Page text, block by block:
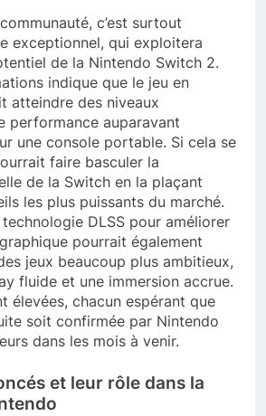
c’est surtout
exceptionnel, qui exploitera
de la Nintendo Switch 2.
indique que le jeu en
atteindre des niveaux
performance auparavant
une console portable. Si cela se
faire basculer la
de la Switch en la plaçant
les plus puissants du marché.
DLSS pour améliorer
pourrait également
jeux beaucoup plus ambitieux,
fluide et une immersion accrue.
élevées, chacun espérant que
soit confirmée par Nintendo
dans les mois à venir.
et leur rôle dans la